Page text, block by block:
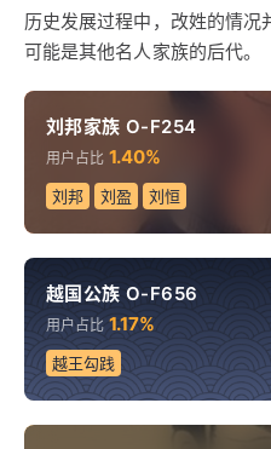
历史发展过程中，改姓的情况
可能是其他名人家族的后代。
刘邦家族 O-F254
用户占比 1.40%
刘邦 刘盈 刘恒
越国公族 O-F656
用户占比 1.17%
越王勾践